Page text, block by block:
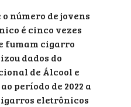
número de jovens
é cinco vezes
fumam cigarro
dados do
de Álcool e
período de 2022 a
eletrônicos